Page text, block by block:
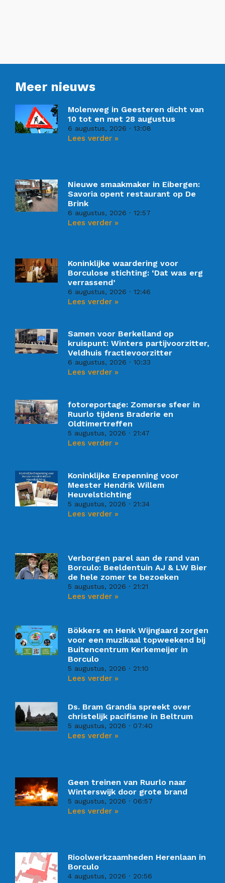
Meer nieuws
Molenweg in Geesteren dicht van
10 tot en met 28 augustus
6 augustus, 2026 13:08
Lees verder »
Nieuwe smaakmaker in Eibergen:
Savoria opent restaurant op De
Brink
6 augustus, 2026 12:57
Lees verder »
Koninklijke waardering voor
Borculose stichting: ‘Dat was erg
verrassend’
6 augustus, 2026 12:46
Lees verder »
Samen voor Berkelland op
kruispunt: Winters partijvoorzitter,
Veldhuis fractievoorzitter
6 augustus, 2026 10:33
Lees verder »
fotoreportage: Zomerse sfeer in
Ruurlo tijdens Braderie en
Oldtimertreffen
5 augustus, 2026 21:47
Lees verder »
Koninklijke Erepenning voor
Meester Hendrik Willem
Heuvelstichting
5 augustus, 2026 21:34
Lees verder »
Verborgen parel aan de rand van
Borculo: Beeldentuin AJ & LW Bier
de hele zomer te bezoeken
5 augustus, 2026 21:21
Lees verder »
Bökkers en Henk Wijngaard zorgen
voor een muzikaal topweekend bij
Buitencentrum Kerkemeijer in
Borculo
5 augustus, 2026 21:10
Lees verder »
Ds. Bram Grandia spreekt over
christelijk pacifisme in Beltrum
5 augustus, 2026 07:40
Lees verder »
Geen treinen van Ruurlo naar
Winterswijk door grote brand
5 augustus, 2026 06:57
Lees verder »
Rioolwerkzaamheden Herenlaan in
Borculo
4 augustus, 2026 20:56